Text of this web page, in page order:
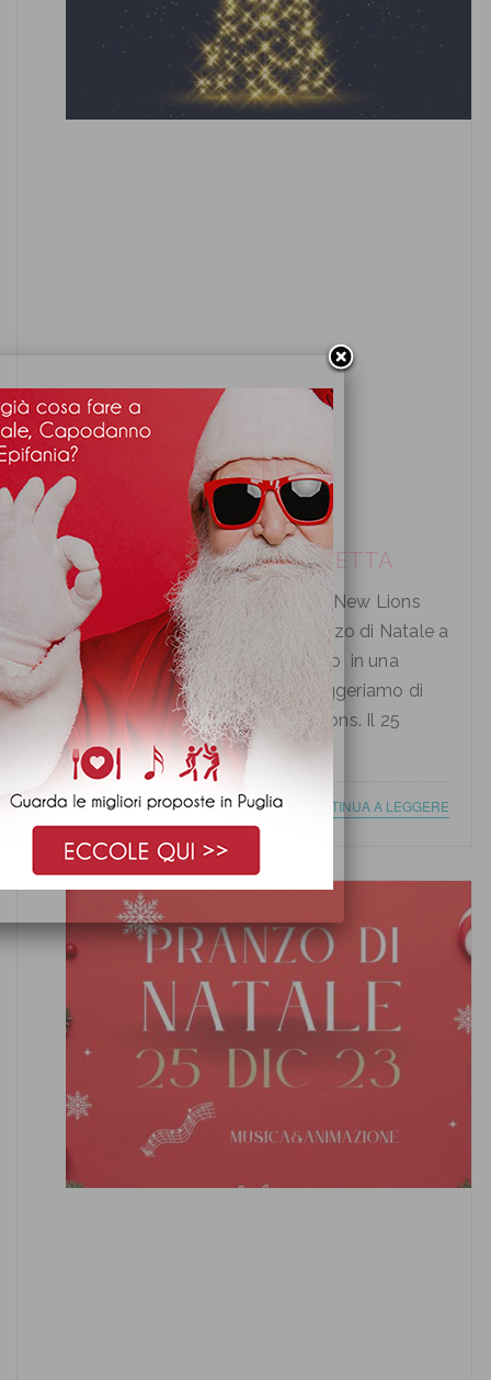
PRANZO DI NATALE A MOLFETTA
Pranzo di Natale a Molfetta presso New Lions
Ricevimenti Vuoi trascorrere il Pranzo di Natale a
Molfetta con parenti e amici avvolto in una
magica atmosfera natalizia ? Ti suggeriamo di
scegliere la sala ricevimenti New Lions. Il 25
dicembre, la ...
CONTINUA A LEGGERE